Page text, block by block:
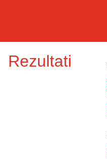
Rezultati